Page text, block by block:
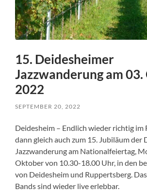
15. Deidesheimer
Jazzwanderung am
2022
SEPTEMBER 20, 2022
Deidesheim – Endlich wieder richtig im
dann gleich auch zum 15. Jubiläum der
Jazzwanderung am Nationalfeiertag,
Oktober von 10.30-18.00 Uhr, in den
von Deidesheim und Ruppertsberg.
Bands sind wieder live erlebbar.